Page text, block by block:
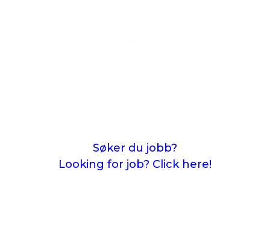
Søker du jobb?
Looking for job? Click here!